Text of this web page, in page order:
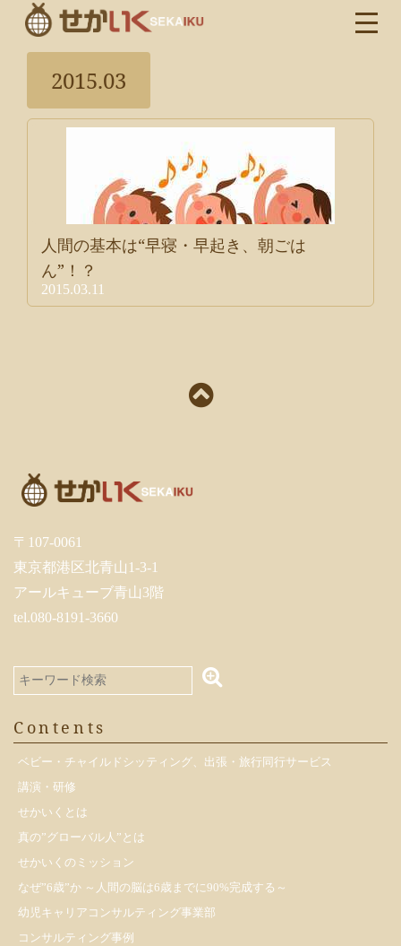
2015.03
人間の基本は“早寝・早起き、朝ごは
ん”！？
2015.03.11
〒107-0061
東京都港区北青山1-3-1
アールキューブ青山3階
tel.080-8191-3660
Contents
ベビー・チャイルドシッティング、出張・旅行同行サービス
講演・研修
せかいくとは
真の”グローバル人”とは
せかいくのミッション
なぜ”6歳”か ～人間の脳は6歳までに90%完成する～
幼児キャリアコンサルティング事業部
コンサルティング事例